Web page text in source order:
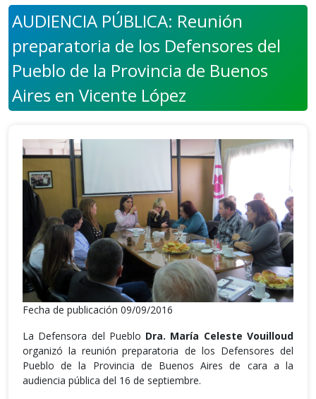
AUDIENCIA PÚBLICA: Reunión
preparatoria de los Defensores del
Pueblo de la Provincia de Buenos
Aires en Vicente López
Fecha de publicación 09/09/2016
La Defensora del Pueblo Dra. María Celeste Vouilloud
organizó la reunión preparatoria de los Defensores del
Pueblo de la Provincia de Buenos Aires de cara a la
audiencia pública del 16 de septiembre.